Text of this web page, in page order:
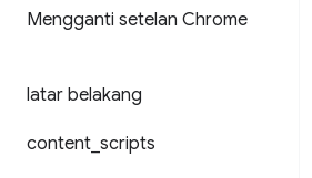
Mengganti setelan Chrome
latar belakang
content scripts